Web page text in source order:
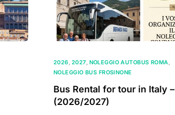
2026 2027 NOLEGGIO AUTOBUS ROMA
NOLEGGIO BUS FROSINONE
Bus Rental for tour in Italy –
(2026/2027)